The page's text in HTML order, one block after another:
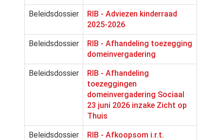
Beleidsdossier
RIB - Adviezen kinderraad
2025-2026
Beleidsdossier
RIB - Afhandeling toezegging
domeinvergadering
Beleidsdossier
RIB - Afhandeling
toezeggingen
domeinvergadering Sociaal
23 juni 2026 inzake Zicht op
Thuis
Beleidsdossier
RIB - Afkoopsom i.r.t.